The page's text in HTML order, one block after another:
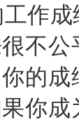
作成
不
的
你成